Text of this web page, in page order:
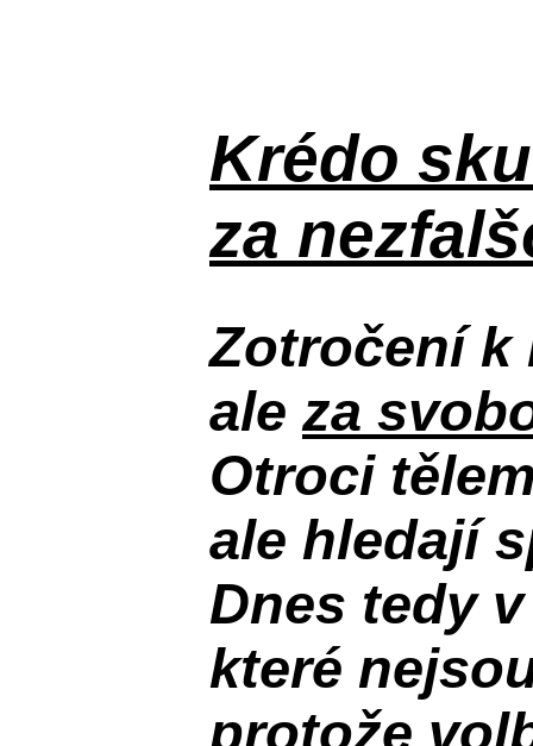
Krédo
za
Zotročení k
ale za
Otroci
ale hledají
Dnes tedy
které
protože